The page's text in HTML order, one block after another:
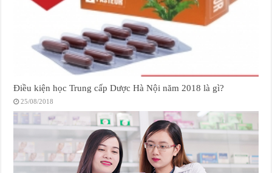
Điều kiện học Trung cấp Dược Hà Nội năm 2018 là gì?
25/08/2018